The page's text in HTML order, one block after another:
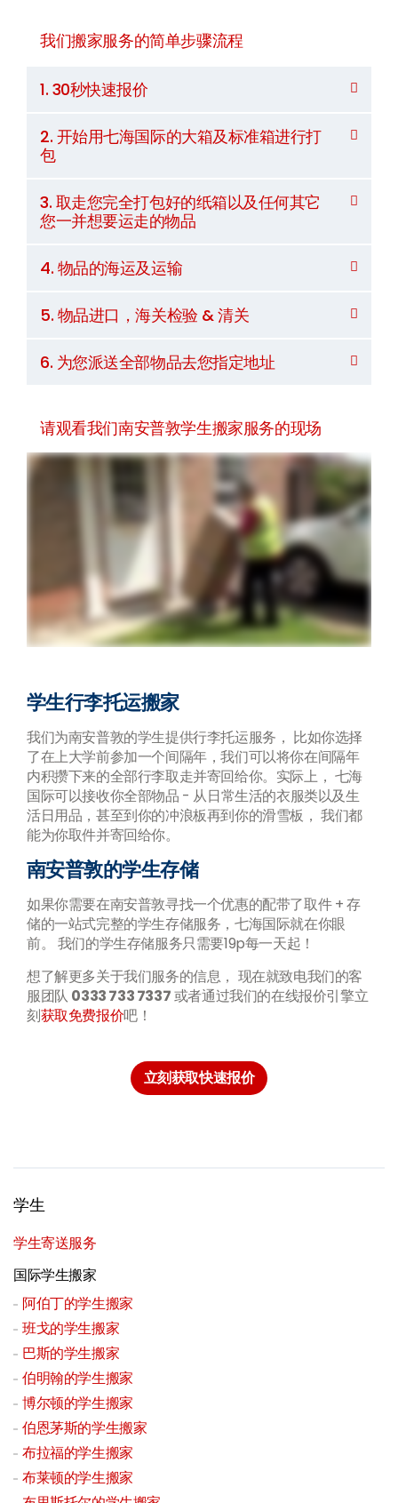
我们搬家服务的简单步骤流程
1. 30秒快速报价
2. 开始用七海国际的大箱及标准箱进行打
包
3. 取走您完全打包好的纸箱以及任何其它
您一并想要运走的物品
4. 物品的海运及运输
5. 物品进口，海关检验 & 清关
6. 为您派送全部物品去您指定地址
请观看我们南安普敦学生搬家服务的现场
学生行李托运搬家
我们为南安普敦的学生提供行李托运服务， 比如你选择
了在上大学前参加一个间隔年，我们可以将你在间隔年
内积攒下来的全部行李取走并寄回给你。实际上， 七海
国际可以接收你全部物品 - 从日常生活的衣服类以及生
活日用品，甚至到你的冲浪板再到你的滑雪板， 我们都
能为你取件并寄回给你。
南安普敦的学生存储
如果你需要在南安普敦寻找一个优惠的配带了取件 + 存
储的一站式完整的学生存储服务，七海国际就在你眼
前。 我们的学生存储服务只需要19p每一天起！
想了解更多关于我们服务的信息， 现在就致电我们的客
服团队 0333 733 7337或者通过我们的在线报价引擎立
刻获取免费报价吧！
立刻获取快速报价
学生
学生寄送服务
国际学生搬家
阿伯丁的学生搬家
班戈的学生搬家
巴斯的学生搬家
伯明翰的学生搬家
博尔顿的学生搬家
伯恩茅斯的学生搬家
布拉福的学生搬家
布莱顿的学生搬家